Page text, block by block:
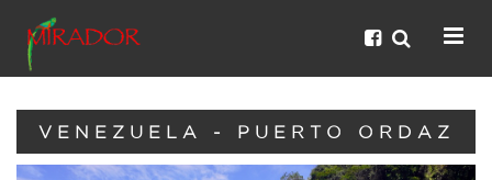
VENEZUELA - PUERTO ORDAZ